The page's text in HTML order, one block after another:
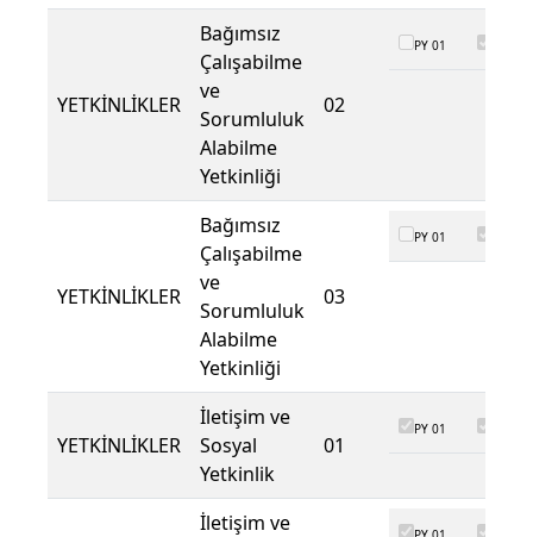
YETKİNLİKLER
Bağımsız
Çalışabilme
ve
Sorumluluk
Alabilme
Yetkinliği
02
PY 01
YETKİNLİKLER
Bağımsız
Çalışabilme
ve
Sorumluluk
Alabilme
Yetkinliği
03
PY 01
YETKİNLİKLER
İletişim ve
Sosyal
Yetkinlik
01
PY 01
İletişim ve